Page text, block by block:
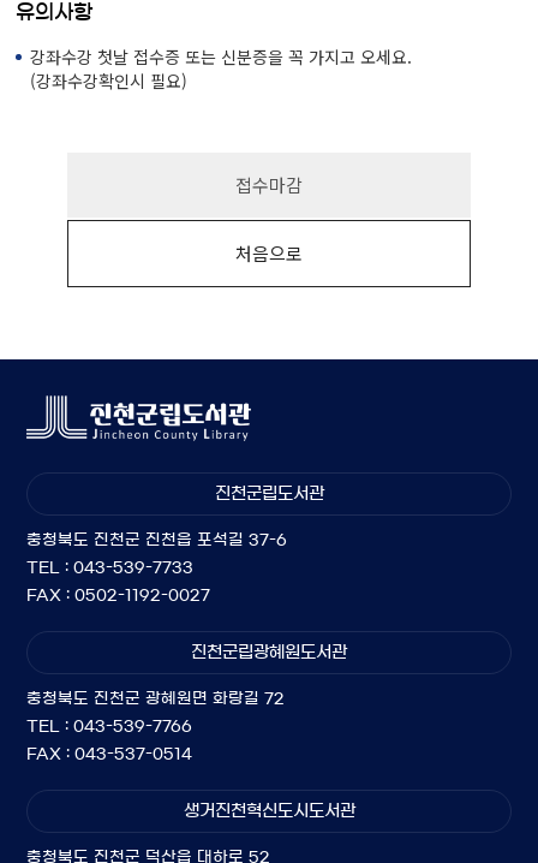
유의사항
강좌수강 첫날 접수증 또는 신분증을 꼭 가지고 오세요.
(강좌수강확인시 필요)
접수마감
처음으로
진천군립도서관
충청북도 진천군 진천읍 포석길 37-6
TEL : 043-539-7733
FAX : 0502-1192-0027
진천군립광혜원도서관
충청북도 진천군 광혜원면 화랑길 72
TEL : 043-539-7766
FAX : 043-537-0514
생거진천혁신도시도서관
충청북도 진천군 덕산읍 대하로 52